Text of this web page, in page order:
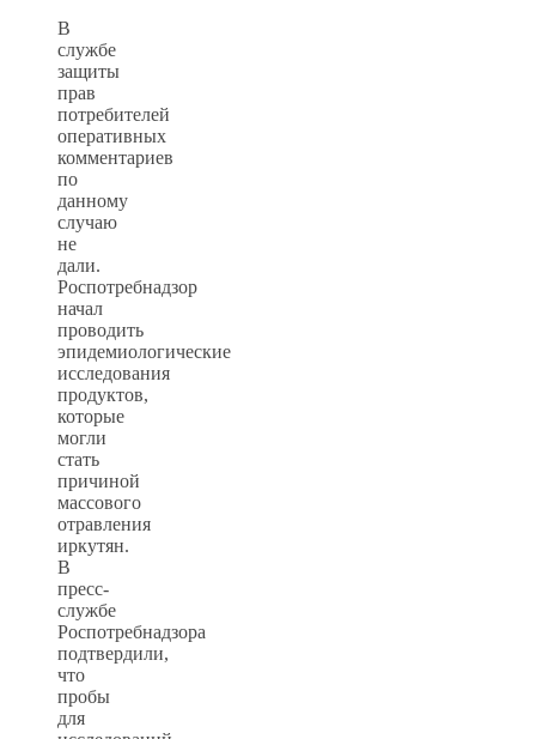
В
службе
защиты
прав
потребителей
оперативных
комментариев
по
данному
случаю
не
дали.
Роспотребнадзор
начал
проводить
эпидемиологические
исследования
продуктов,
которые
могли
стать
причиной
массового
отравления
иркутян.
В
пресс-
службе
Роспотребнадзора
подтвердили,
что
пробы
для